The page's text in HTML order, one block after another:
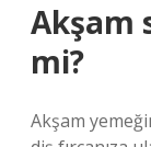
Akşam
mi?
Akşam